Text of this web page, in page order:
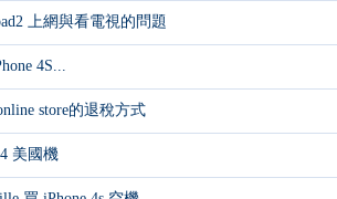
上網與看電視的問題
4S...
store的退稅方式
美國機